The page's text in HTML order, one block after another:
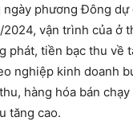
ngày phương Đông dự
2024, vận trình của ở
phát, tiền bạc thu về
nghiệp kinh doanh
hàng hóa bán
tăng cao.